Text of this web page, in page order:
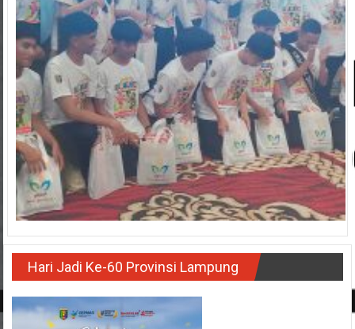
Hari Jadi Ke-60 Provinsi Lampung